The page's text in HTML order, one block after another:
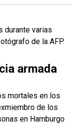
durante varias
de la AFP.
armada
mortales en los
de los
en Hamburgo